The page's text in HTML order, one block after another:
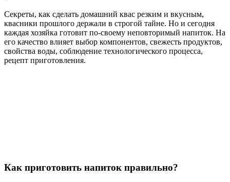
Секреты, как сделать домашний квас резким и вкусным,
квасники прошлого держали в строгой тайне. Но и сегодня
каждая хозяйка готовит по-своему неповторимый напиток. На
его качество влияет выбор компонентов, свежесть продуктов,
свойства воды, соблюдение технологического процесса,
рецепт приготовления.
Как приготовить напиток правильно?